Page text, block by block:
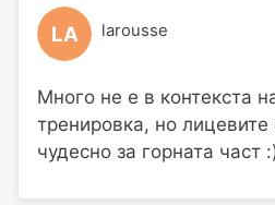
LA larousse
Много не е в контекста
тренировка, но
чудесно за горната част